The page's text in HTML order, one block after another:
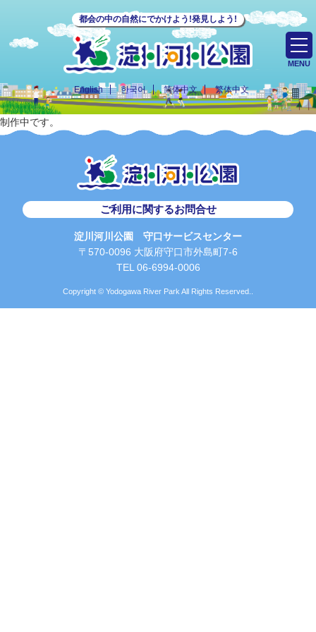
都会の中の自然にでかけよう!発見しよう!
English 한국어 简体中文 繁体中文
MENU
制作中です。
ご利用に関するお問合せ
淀川河川公園 守口サービスセンター
〒570-0096 大阪府守口市外島町7-6
TEL 06-6994-0006
Copyright © Yodogawa River Park All Rights Reserved..